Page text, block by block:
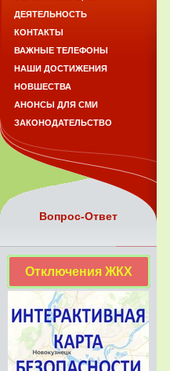
ДЕЯТЕЛЬНОСТЬ
КОНТАКТЫ
ВАЖНЫЕ ТЕЛЕФОНЫ
НАШИ ДОСТИЖЕНИЯ
НОВШЕСТВА
АНОНСЫ ДЛЯ СМИ
ЗАКОНОДАТЕЛЬСТВО
Вопрос-Ответ
Отключения ЖКХ